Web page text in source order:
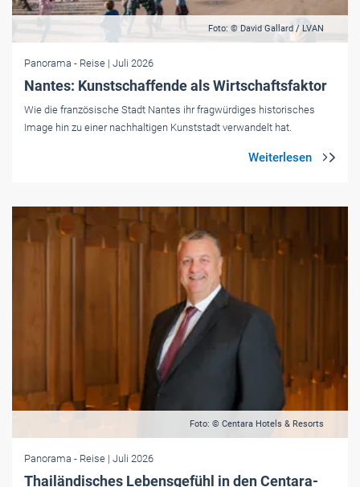
Foto: © David Gallard / LVAN
Panorama - Reise | Juli 2026
Nantes: Kunstschaffende als Wirtschaftsfaktor
Wie die französische Stadt Nantes ihr fragwürdiges historisches
Image hin zu einer nachhaltigen Kunststadt verwandelt hat.
Foto: © Centara Hotels & Resorts
Panorama - Reise | Juli 2026
Thailändisches Lebensgefühl in den Centara-